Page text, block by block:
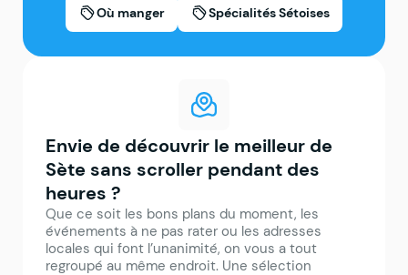
Où manger Spécialités Sétoises
Envie de découvrir le meilleur de
Sète sans scroller pendant des
heures ?
Que ce soit les bons plans du moment, les
événements à ne pas rater ou les adresses
locales qui font l’unanimité, on vous a tout
regroupé au même endroit. Une sélection